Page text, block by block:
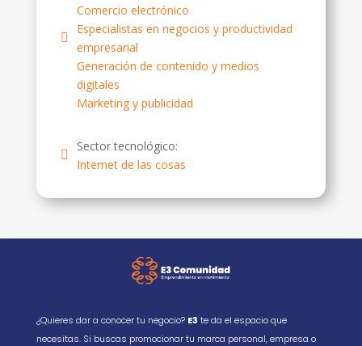
Comercio electrónico
Especialistas en negocios y productividad
empresarial
Generación de contenido y medios
digitales
Marketing y publicidad
Sector tecnológico:
Internet de las cosas
¿Quieres dar a conocer tu negocio? E3 te da el espacio que
necesitas. Si buscas promocionar tu marca personal, empresa o